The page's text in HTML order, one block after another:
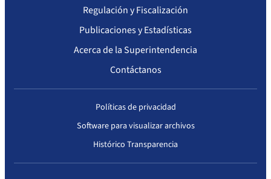
Regulación y Fiscalización
Publicaciones y Estadísticas
Acerca de la Superintendencia
Contáctanos
Políticas de privacidad
Software para visualizar archivos
Histórico Transparencia